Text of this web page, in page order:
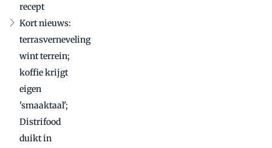
recept
Kort nieuws:
terrasverneveling
wint terrein;
koffie krijgt
eigen
'smaaktaal';
Distrifood
duikt in